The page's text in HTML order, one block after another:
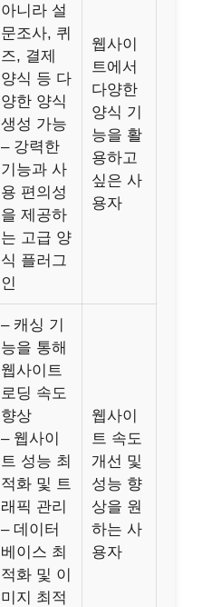
아니라 설
문조사, 퀴
즈, 결제
양식 등 다
양한 양식
생성 가능
– 강력한
기능과 사
용 편의성
을 제공하
는 고급 양
식 플러그
인
웹사이
트에서
다양한
양식 기
능을 활
용하고
싶은 사
용자
– 캐싱 기
능을 통해
웹사이트
로딩 속도
향상
– 웹사이
트 성능 최
적화 및 트
래픽 관리
– 데이터
베이스 최
적화 및 이
미지 최적
웹사이
트 속도
개선 및
성능 향
상을 원
하는 사
용자